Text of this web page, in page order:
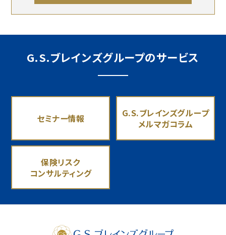
G.S.ブレインズグループのサービス
セミナー情報
G.S.ブレインズグループ
メルマガコラム
保険リスク
コンサルティング